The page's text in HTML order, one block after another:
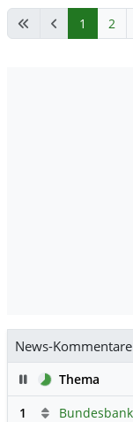
1 2
News-Kommentare
PauseThema
1